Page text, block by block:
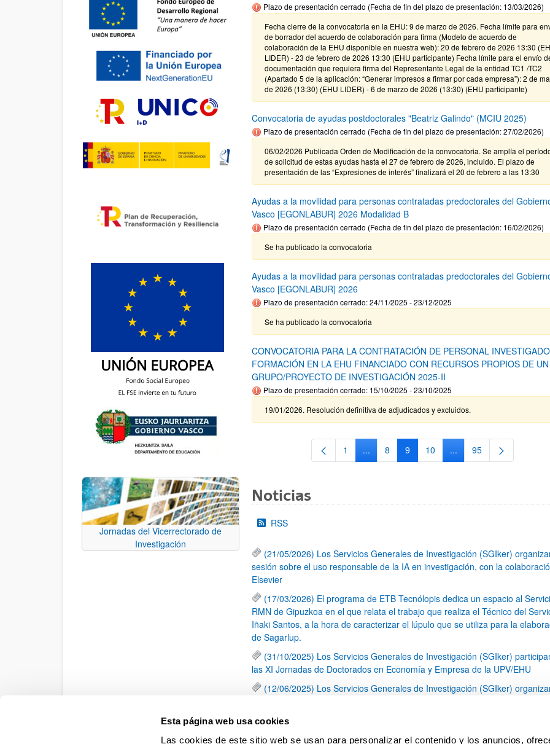
Esta página web usa cookies
Las cookies de este sitio web se usan para personalizar el contenido y los anuncios,
Jornadas del Vicerrectorado de
Investigación
Plazo de presentación cerrado (Fecha de fin del plazo de presentación: 13/03/2026)
Fecha cierre de la convocatoria en la EHU: 9 de marzo de 2026. Fecha límite para
de borrador del acuerdo de colaboración para firma (Modelo de acuerdo de
colaboración de la EHU disponible en nuestra web): 20 de febrero de 2026 13:30
LIDER) - 23 de febrero de 2026 13:30 (EHU participante) Fecha límite para el envío
documentación que requiera firma del Representante Legal de la entidad TC1 /TC2
(Apartado 5 de la aplicación: “Generar impresos a firmar por cada empresa”): 2 de
de 2026 (13:30) (EHU LIDER) - 6 de marzo de 2026 (13:30) (EHU participante)
Convocatoria de ayudas postdoctorales "Beatriz Galindo" (MCIU 2025)
Plazo de presentación cerrado (Fecha de fin del plazo de presentación: 27/02/2026)
06/02/2026 Publicada Orden de Modificación de la convocatoria. Se amplía el
de solicitud de estas ayudas hasta el 27 de febrero de 2026, incluido. El plazo de
presentación de las “Expresiones de interés” finalizará el 20 de febrero a las 13:30
Ayudas a la movilidad para personas contratadas predoctorales del
Vasco [EGONLABUR] 2026 Modalidad B
Plazo de presentación cerrado (Fecha de fin del plazo de presentación: 16/02/2026)
Se ha publicado la convocatoria
Ayudas a la movilidad para personas contratadas predoctorales del
Vasco [EGONLABUR] 2026
Plazo de presentación cerrado: 24/11/2025 - 23/12/2025
Se ha publicado la convocatoria
CONVOCATORIA PARA LA CONTRATACIÓN DE PERSONAL
FORMACIÓN EN LA EHU FINANCIADO CON RECURSOS PROPIOS DE UN
GRUPO/PROYECTO DE INVESTIGACIÓN 2025-II
Plazo de presentación cerrado: 15/10/2025 - 23/10/2025
19/01/2026. Resolución definitiva de adjudicados y excluidos.
Página
1 ...Páginas intermedias Use TAB para desplazarse.
Página
8 Página
9 Página
10 ...Páginas intermedias
Página
95
Noticias
RSS
(21/05/2026) Los Servicios Generales de Investigación (SGIker)
sesión sobre el uso responsable de la IA en investigación, con la
Elsevier
(17/03/2026) El programa de ETB Tecnólopis dedica un espacio al
RMN de Gipuzkoa en el que relata el trabajo que realiza el Técnico del
Iñaki Santos, a la hora de caracterizar el lúpulo que se utiliza para la
de Sagarlup.
(31/10/2025) Los Servicios Generales de Investigación (SGIker)
las XI Jornadas de Doctorados en Economía y Empresa de la UPV/EHU
(12/06/2025) Los Servicios Generales de Investigación (SGIker)